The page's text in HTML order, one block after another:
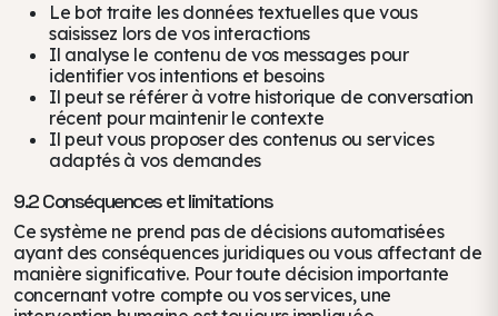
Le bot traite les données textuelles que vous
saisissez lors de vos interactions
Il analyse le contenu de vos messages pour
identifier vos intentions et besoins
Il peut se référer à votre historique de conversation
récent pour maintenir le contexte
Il peut vous proposer des contenus ou services
adaptés à vos demandes
9.2 Conséquences et limitations
Ce système ne prend pas de décisions automatisées
ayant des conséquences juridiques ou vous affectant de
manière significative. Pour toute décision importante
concernant votre compte ou vos services, une